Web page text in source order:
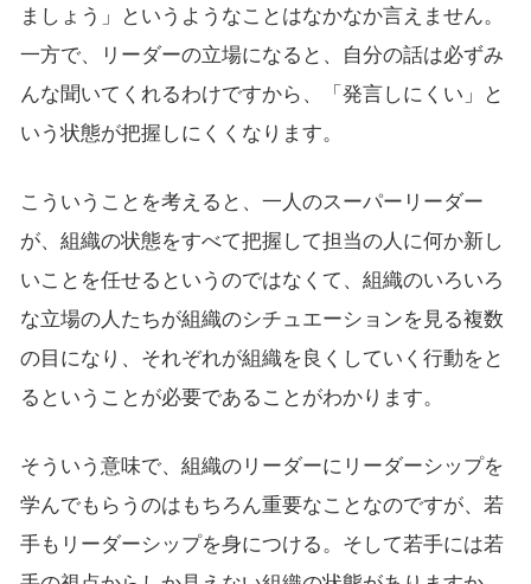
ましょう」というようなことはなかなか言えません。
一方で、リーダーの立場になると、自分の話は必ずみ
んな聞いてくれるわけですから、「発言しにくい」と
いう状態が把握しにくくなります。
こういうことを考えると、一人のスーパーリーダー
が、組織の状態をすべて把握して担当の人に何か新し
いことを任せるというのではなくて、組織のいろいろ
な立場の人たちが組織のシチュエーションを見る複数
の目になり、それぞれが組織を良くしていく行動をと
るということが必要であることがわかります。
そういう意味で、組織のリーダーにリーダーシップを
学んでもらうのはもちろん重要なことなのですが、若
手もリーダーシップを身につける。そして若手には若